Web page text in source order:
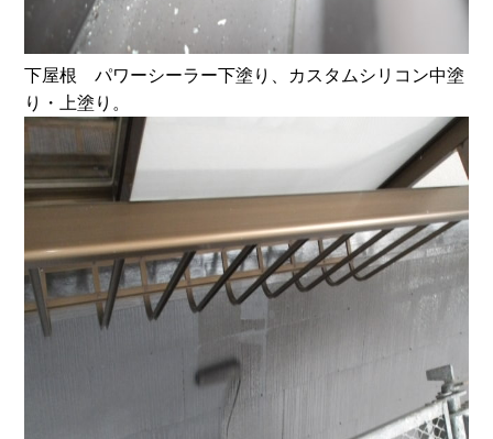
下屋根 パワーシーラー下塗り、カスタムシリコン中塗
り・上塗り。